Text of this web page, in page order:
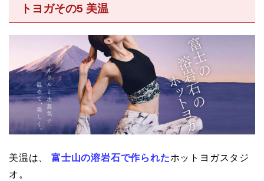
トヨガその5 美温
美温は、 富士山の溶岩石で作られたホットヨガスタジ
オ。